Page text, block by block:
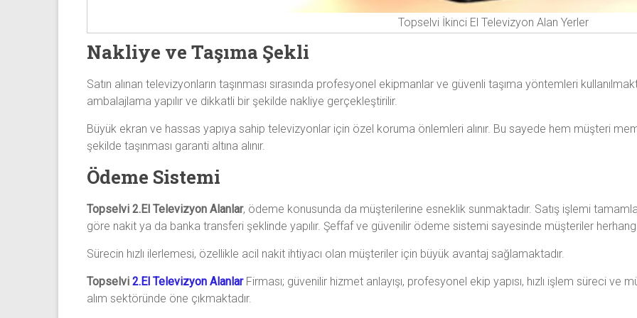
Topselvi İkinci El Televizyon Alan Yerler
Nakliye ve Taşıma Şekli
Satın alınan televizyonların taşınması sırasında profesyonel ekipmanlar ve güvenli taşıma yöntemleri
ambalajlama yapılır ve dikkatli bir şekilde nakliye gerçekleştirilir.
Büyük ekran ve hassas yapıya sahip televizyonlar için özel koruma önlemleri alınır. Bu sayede hem müşteri
şekilde taşınması garanti altına alınır.
Ödeme Sistemi
Topselvi 2.El Televizyon Alanlar, ödeme konusunda da müşterilerine esneklik sunmaktadır. Satış işlemi
göre nakit ya da banka transferi şeklinde yapılır. Şeffaf ve güvenilir ödeme sistemi sayesinde müşteriler
Sürecin hızlı ilerlemesi, özellikle acil nakit ihtiyacı olan müşteriler için büyük avantaj sağlamaktadır.
Topselvi 2.El Televizyon AlanlarFirması; güvenilir hizmet anlayışı, profesyonel ekip yapısı, hızlı işlem süreci ve
alım sektöründe öne çıkmaktadır.